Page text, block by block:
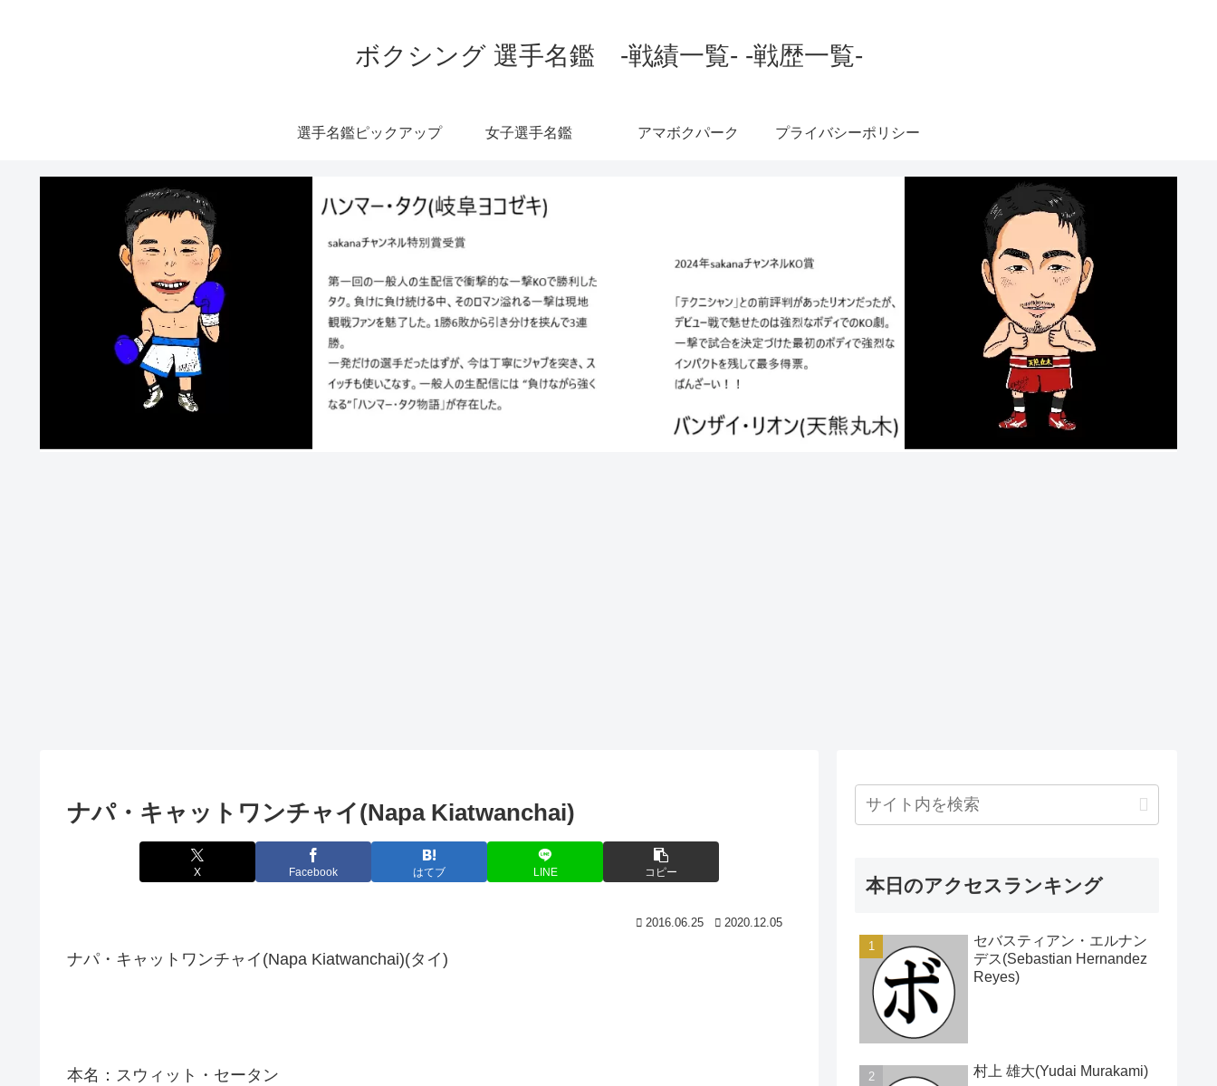
ボクシング 選手名鑑 -戦績一覧- -戦歴一覧-
選手名鑑ピックアップ 女子選手名鑑 アマボクパーク プライバシーポリシー
ナパ・キャットワンチャイ(Napa Kiatwanchai)
X Facebook はてブ LINE コピー
2016.06.25 2020.12.05
ナパ・キャットワンチャイ(Napa Kiatwanchai)(タイ)
本名：スウィット・セータン
本日のアクセスランキング
セバスティアン・エルナン
デス(Sebastian Hernandez
Reyes)
村上 雄大(Yudai Murakami)